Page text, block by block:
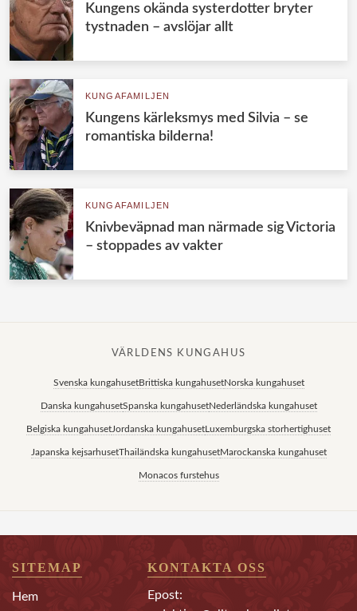
Kungens okända systerdotter bryter
tystnaden – avslöjar allt
KUNGAFAMILJEN
Kungens kärleksmys med Silvia – se
romantiska bilderna!
KUNGAFAMILJEN
Knivbeväpnad man närmade sig Victoria
– stoppades av vakter
VÄRLDENS KUNGAHUS
Svenska kungahusetBrittiska kungahusetNorska kungahuset
Danska kungahusetSpanska kungahusetNederländska kungahuset
Belgiska kungahusetJordanska kungahusetLuxemburgska storhertighuset
Japanska kejsarhusetThailändska kungahusetMarockanska kungahuset
Monacos furstehus
SITEMAP
Hem
KONTAKTA OSS
Epost: